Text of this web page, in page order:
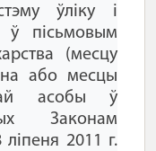
ўліку і
ў пісьмовым
(месцу
або месцы
асобы ў
Законам
ліпеня 2011 г.